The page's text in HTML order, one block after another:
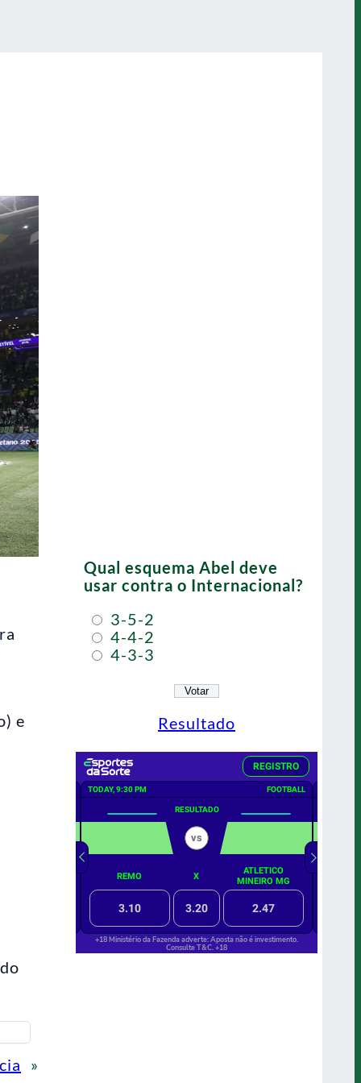
e
»
Qual esquema Abel deve
usar contra o Internacional?
3-5-2
4-4-2
4-3-3
Resultado